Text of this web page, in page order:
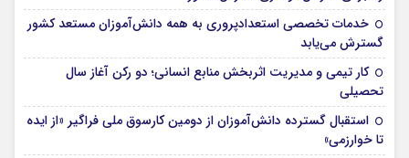
خدمات تخصصی استعدادپروری به همه دانش‌آموزان مستعد کشور
گسترش می‌یابد
کار تیمی و مدیریت اثربخش منابع انسانی؛ دو رکن آغاز سال
تحصیلی
استقبال گسترده دانش‌آموزان از دومین کارسوق ملی فراگیر «از ایده
تا خوارزمی»